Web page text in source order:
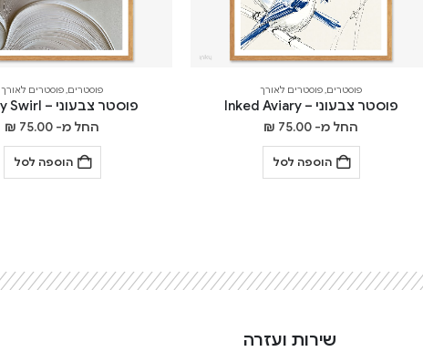
פוסטרים,פוסטרים לאורך
פוסטר צבעוני – Inked Aviary
החל מ- ₪ 75.00
הוספה לסל
פוסטרים,פוסטרים לאורך
פוסטר צבעוני – Earthy Swirl
החל מ- ₪ 75.00
הוספה לסל
שירות ועזרה